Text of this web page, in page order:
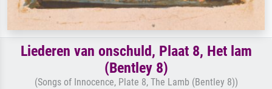
Liederen van onschuld, Plaat 8, Het lam
(Bentley 8)
(Songs of Innocence, Plate 8, The Lamb (Bentley 8))